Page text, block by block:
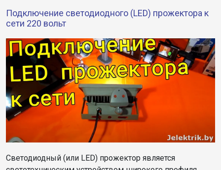
Подключение светодиодного (LED) прожектора к
сети 220 вольт
Светодиодный (или LED) прожектор является